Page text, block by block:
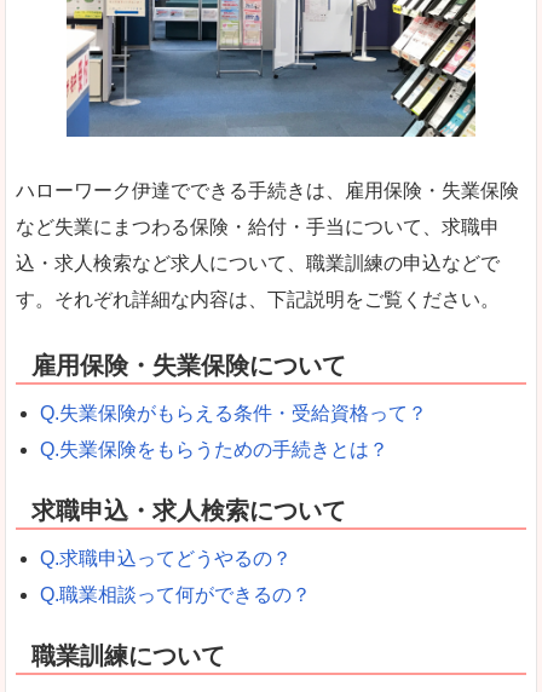
ハローワーク伊達でできる手続きは、雇用保険・失業保険
など失業にまつわる保険・給付・手当について、求職申
込・求人検索など求人について、職業訓練の申込などで
す。それぞれ詳細な内容は、下記説明をご覧ください。
雇用保険・失業保険について
Q.失業保険がもらえる条件・受給資格って？
Q.失業保険をもらうための手続きとは？
求職申込・求人検索について
Q.求職申込ってどうやるの？
Q.職業相談って何ができるの？
職業訓練について